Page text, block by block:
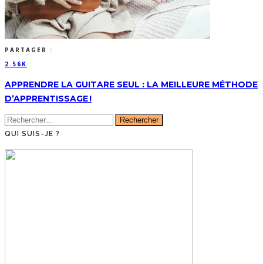
PARTAGER :
2.56K
APPRENDRE LA GUITARE SEUL : LA MEILLEURE MÉTHODE
D’APPRENTISSAGE !
Rechercher :
QUI SUIS-JE ?